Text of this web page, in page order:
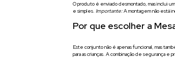
O produto é enviado desmontado, mas inclui
e simples. Importante:A montagem não está
Por que escolher a
Este conjunto não é apenas funcional, mas
para as crianças. A combinação de segurança